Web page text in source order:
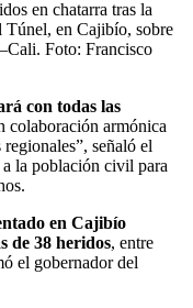
en chatarra tras la
Túnel, en Cajibío, sobre
Foto: Francisco
con todas las
colaboración armónica
señaló el
la población civil para
en Cajibío
de 38 heridos, entre
el gobernador del